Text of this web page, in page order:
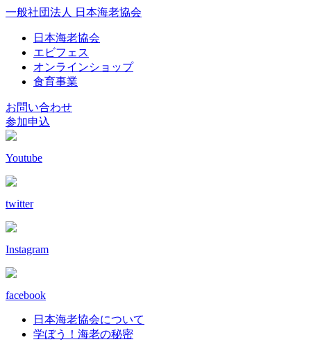
一般社団法人 日本海老協会
日本海老協会
エビフェス
オンラインショップ
食育事業
お問い合わせ
参加申込
Youtube
twitter
Instagram
facebook
日本海老協会について
学ぼう！海老の秘密